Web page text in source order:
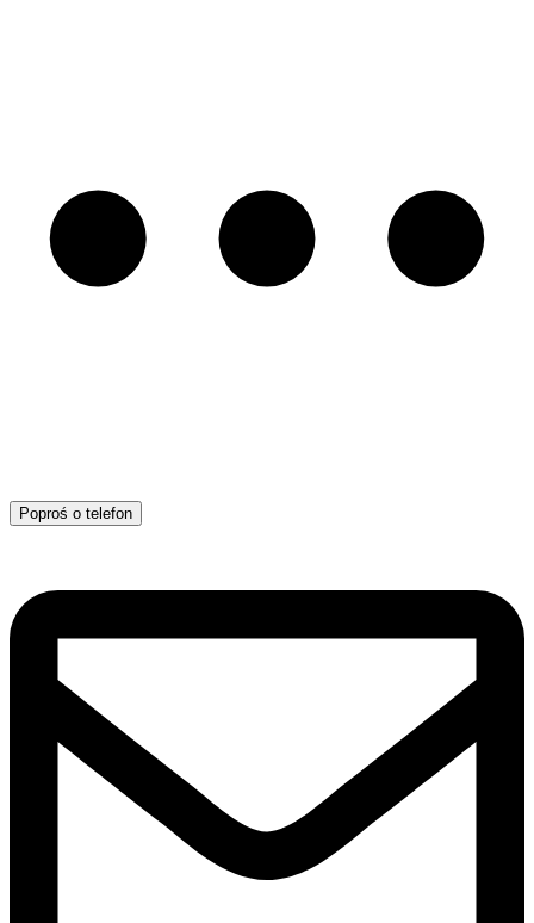
Poproś o telefon